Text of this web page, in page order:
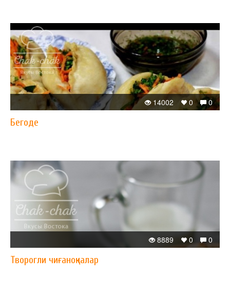
0
0
14002
Бегоде
0
0
8889
Творогли чиғаноқчалар